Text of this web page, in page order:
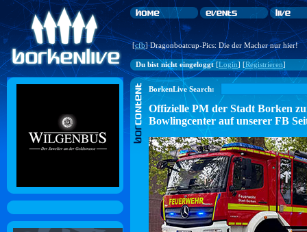
[cfb] Dragonboatcup-Pics: Die der Macher nur hier!
Du bist nicht eingeloggt[Login] [Registrieren]
BorkenLive Search:
Offizielle PM der Stadt Borken
Bowlingcenter auf unserer FB